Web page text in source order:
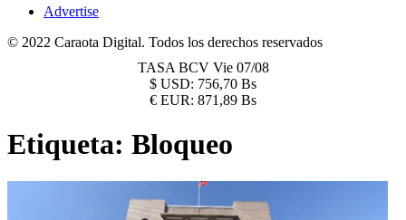
Advertise
© 2022 Caraota Digital. Todos los derechos reservados
TASA BCV Vie 07/08
$ USD: 756,70 Bs
€ EUR: 871,89 Bs
Etiqueta: Bloqueo